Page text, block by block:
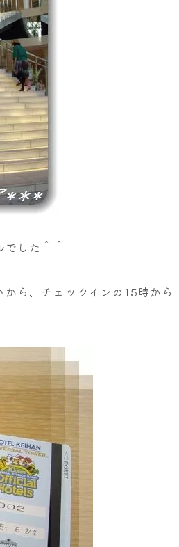
した＾＾
ら、チェックインの15時から